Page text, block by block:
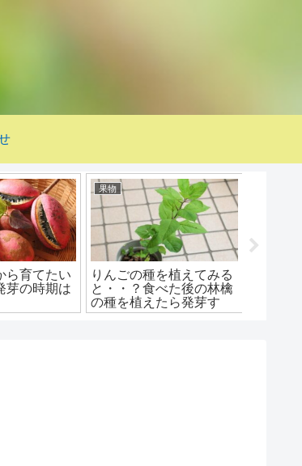
イの下処
のシオフキ
る方法
モノづくり
【しめ縄の作り方のコ
ツ】お正月に藁で手作り
しめ縄飾りがおすすめ